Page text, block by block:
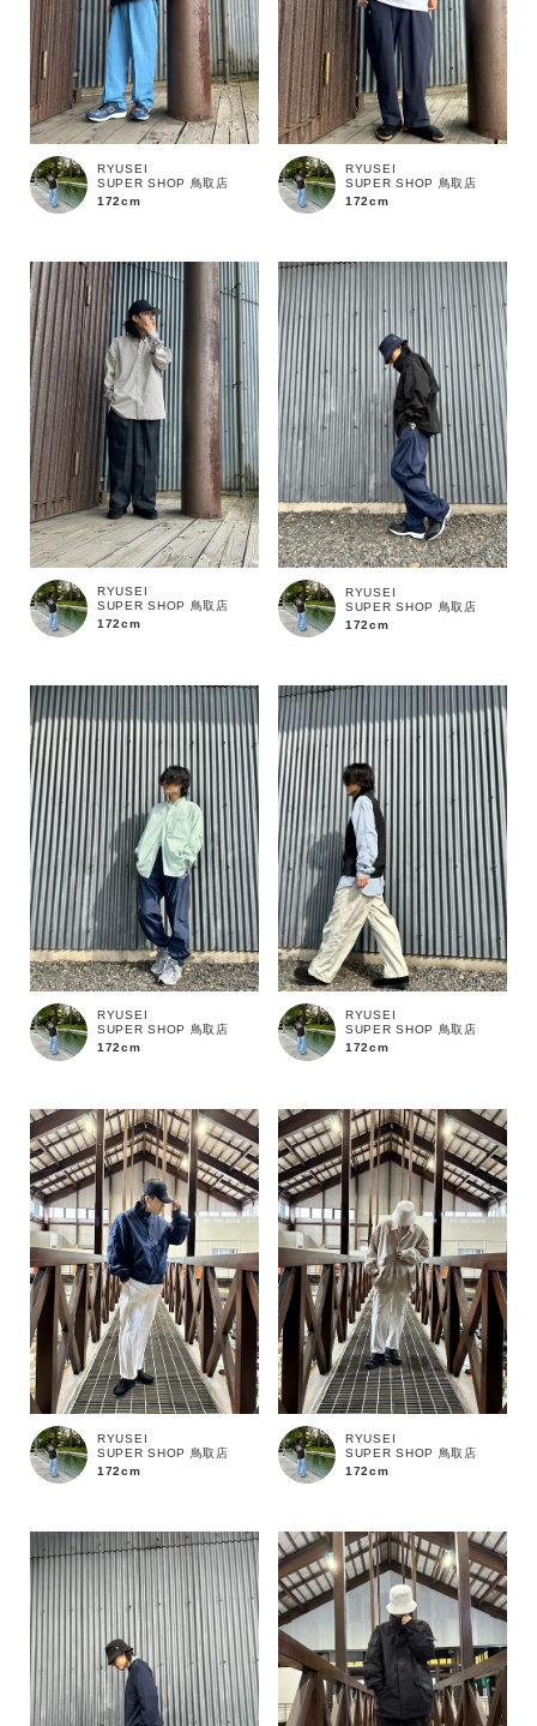
キーワード
性別
MENS LADIES KIDS
カテゴリ
サイズ
ブランド
RYUSEI
SUPER SHOP 鳥取店
172cm
RYUSEI
SUPER SHOP 鳥取店
172cm
RYUSEI
SUPER SHOP 鳥取店
172cm
RYUSEI
SUPER SHOP 鳥取店
172cm
RYUSEI
SUPER SHOP 鳥取店
172cm
RYUSEI
SUPER SHOP 鳥取店
172cm
RYUSEI
SUPER SHOP 鳥取店
172cm
RYUSEI
SUPER SHOP 鳥取店
172cm